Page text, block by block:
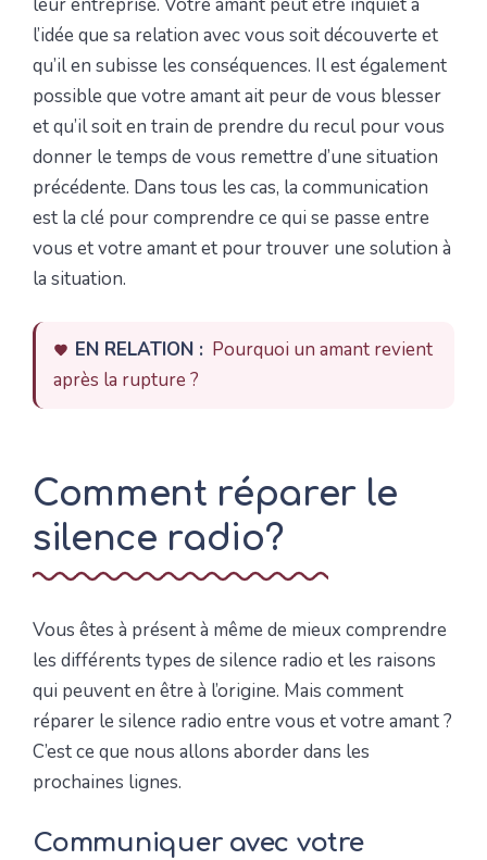
l’idée que sa relation avec vous soit découverte et
qu’il en subisse les conséquences. Il est également
possible que votre amant ait peur de vous blesser
et qu’il soit en train de prendre du recul pour vous
donner le temps de vous remettre d’une situation
précédente. Dans tous les cas, la communication
est la clé pour comprendre ce qui se passe entre
vous et votre amant et pour trouver une solution à
la situation.
EN RELATION : Pourquoi un amant revient
après la rupture ?
Comment réparer le
silence radio?
Vous êtes à présent à même de mieux comprendre
les différents types de silence radio et les raisons
qui peuvent en être à l’origine. Mais comment
réparer le silence radio entre vous et votre amant ?
C’est ce que nous allons aborder dans les
prochaines lignes.
Communiquer avec votre